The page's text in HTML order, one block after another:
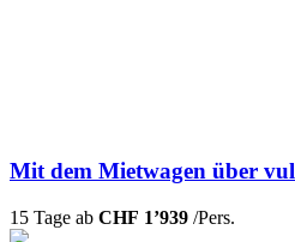
Mit dem Mietwagen über
15 Tage ab CHF 1’939 /Pers.